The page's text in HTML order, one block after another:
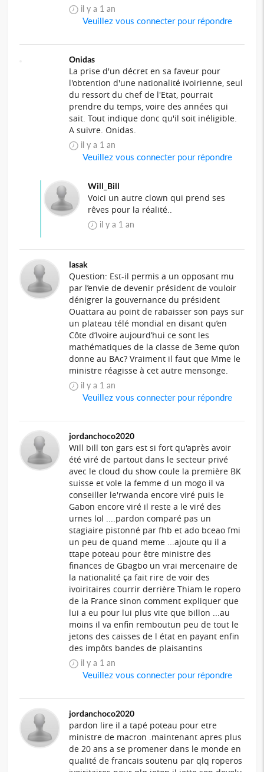
il y a 1 an
Veuillez vous connecter pour répondre
Onidas
La prise d'un décret en sa faveur pour
l'obtention d'une nationalité ivoirienne, seul
du ressort du chef de l'Etat, pourrait
prendre du temps, voire des années qui
sait. Tout indique donc qu'il soit inéligible.
A suivre. Onidas.
il y a 1 an
Veuillez vous connecter pour répondre
Will_Bill
Voici un autre clown qui prend ses
rêves pour la réalité..
il y a 1 an
lasak
Question: Est-il permis a un opposant mu
par l’envie de devenir président de vouloir
dénigrer la gouvernance du président
Ouattara au point de rabaisser son pays sur
un plateau télé mondial en disant qu’en
Côte d’Ivoire aujourd’hui ce sont les
mathématiques de la classe de 3eme qu’on
donne au BAc? Vraiment il faut que Mme le
ministre réagisse à cet autre mensonge.
il y a 1 an
Veuillez vous connecter pour répondre
jordanchoco2020
Will bill ton gars est si fort qu'après avoir
été viré de partout dans le secteur privé
avec le cloud du show coule la première BK
suisse et vole la femme d un mogo il va
conseiller le'rwanda encore viré puis le
Gabon encore viré il reste a le viré des
urnes lol ....pardon comparé pas un
stagiaire pistonné par fhb et ado bceao fmi
un peu de quand meme ...ajoute qu il a
ttape poteau pour être ministre des
finances de Gbagbo un vrai mercenaire de
la nationalité ça fait rire de voir des
ivoiritaires courrir derrière Thiam le ropero
de la France sinon comment expliquer que
lui a eu pour lui plus vite que billon ...au
moins il va enfin remboutun peu de tout le
jetons des caisses de l état en payant enfin
des impôts bandes de plaisantins
il y a 1 an
Veuillez vous connecter pour répondre
jordanchoco2020
pardon lire il a tapé poteau pour etre
ministre de macron .maintenant apres plus
de 20 ans a se promener dans le monde en
qualité de francais soutenu par qlq roperos